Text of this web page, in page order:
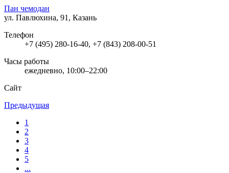
Пан чемодан
ул. Павлюхина, 91, Казань
Телефон
+7 (495) 280-16-40, +7 (843) 208-00-51
Часы работы
ежедневно, 10:00–22:00
Сайт
Предыдущая
1
2
3
4
5
...